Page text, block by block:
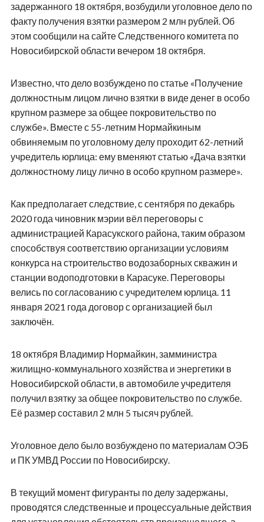
задержанного 18 октября, возбудили уголовное дело по
факту получения взятки размером 2 млн рублей. Об
этом сообщили на сайте Следственного комитета по
Новосибирской области вечером 18 октября.
Известно, что дело возбуждено по статье «Получение
должностным лицом лично взятки в виде денег в особо
крупном размере за общее покровительство по
службе». Вместе с 55-летним Нормайкиным
обвиняемым по уголовному делу проходит 62-летний
учредитель юрлица: ему вменяют статью «Дача взятки
должностному лицу лично в особо крупном размере».
Как предполагает следствие, с сентября по декабрь
2020 года чиновник мэрии вёл переговоры с
администрацией Карасукского района, таким образом
способствуя соответствию организации условиям
конкурса на строительство водозаборных скважин и
станции водоподготовки в Карасуке. Переговоры
велись по согласованию с учредителем юрлица. 11
января 2021 года договор с организацией был
заключён.
18 октября Владимир Нормайкин, замминистра
жилищно-коммунального хозяйства и энергетики в
Новосибирской области, в автомобиле учредителя
получил взятку за общее покровительство по службе.
Её размер составил 2 млн 5 тысяч рублей.
Уголовное дело было возбуждено по материалам ОЭБ
и ПК УМВД России по Новосибирску.
В текущий момент фигуранты по делу задержаны,
проводятся следственные и процессуальные действия